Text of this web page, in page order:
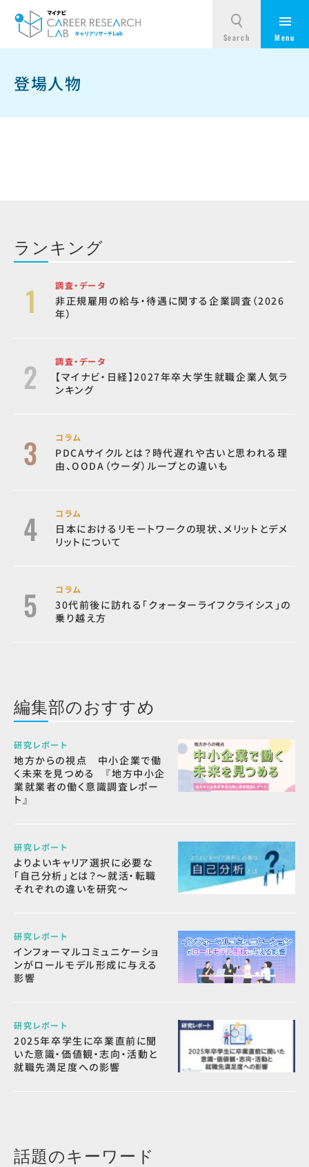
登場人物
ランキング
調査・データ
非正規雇用の給与・待遇に関する企業調査（2026
年）
調査・データ
【マイナビ・日経】2027年卒大学生就職企業人気ラ
ンキング
コラム
PDCAサイクルとは？時代遅れや古いと思われる理
由、OODA（ウーダ）ループとの違いも
コラム
日本におけるリモートワークの現状、メリットとデメ
リットについて
コラム
30代前後に訪れる「クォーターライフクライシス」の
乗り越え方
編集部のおすすめ
研究レポート
地方からの視点 中小企業で働
く未来を見つめる 『地方中小企
業就業者の働く意識調査レポー
ト』
研究レポート
よりよいキャリア選択に必要な
「自己分析」とは？～就活・転職
それぞれの違いを研究～
研究レポート
インフォーマルコミュニケーショ
ンがロールモデル形成に与える
影響
研究レポート
2025年卒学生に卒業直前に聞
いた意識・価値観・志向・活動と
就職先満足度への影響
話題のキーワード